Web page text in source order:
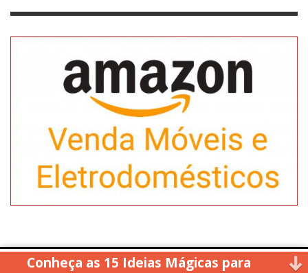
Copyright © 2014. All rights reserved.
Conheça as 15 Ideias Mágicas para